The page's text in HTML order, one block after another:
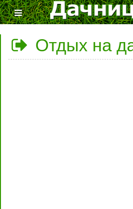
Отдых на